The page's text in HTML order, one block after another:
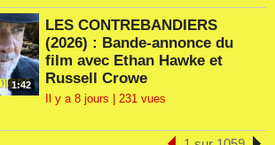
1:42
LES CONTREBANDIERS
(2026) : Bande-annonce du
film avec Ethan Hawke et
Russell Crowe
Il y a 8 jours | 231 vues